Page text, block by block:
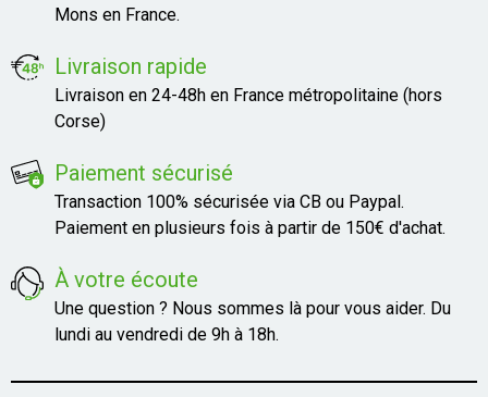
Mons en France.
Livraison rapide
Livraison en 24-48h en France métropolitaine (hors
Corse)
Paiement sécurisé
Transaction 100% sécurisée via CB ou Paypal.
Paiement en plusieurs fois à partir de 150€ d'achat.
À votre écoute
Une question ? Nous sommes là pour vous aider. Du
lundi au vendredi de 9h à 18h.